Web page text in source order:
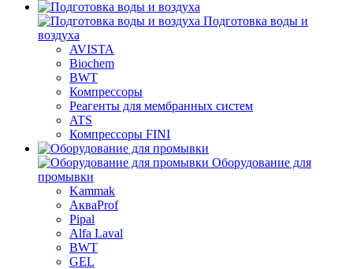
Подготовка воды и
воздуха
AVISTA
Biochem
BWT
Компрессоры
Реагенты для мембранных систем
ATS
Компрессоры FINI
Оборудование для
промывки
Kammak
АкваProf
Pipal
Alfa Laval
BWT
GEL